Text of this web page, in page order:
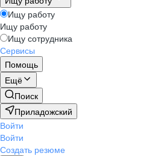
Ищу работу
Ищу работу
Ищу сотрудника
Сервисы
Помощь
Ещё
Поиск
Приладожский
Войти
Войти
Создать резюме